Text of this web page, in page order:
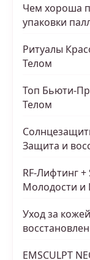
Чем хороша
упаковки
Ритуалы
Телом
Топ Бьюти-
Телом
Защита и
RF-Лифтинг
Молодости и
Уход за
EMSCULPT